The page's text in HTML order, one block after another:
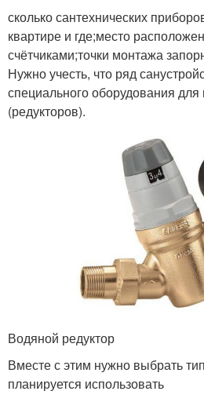
сколько сантехнических
квартире и где;место
счётчиками;точки монтажа
Нужно учесть, что ряд
специального оборудования
(редукторов).
Водяной редуктор
Вместе с этим нужно выбрать
планируется использовать